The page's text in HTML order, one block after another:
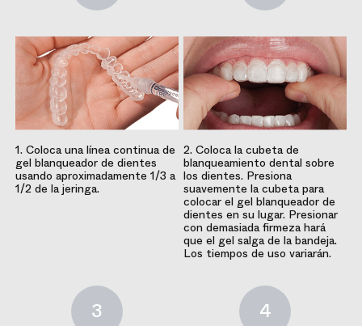
1. Coloca una línea continua de
gel blanqueador de dientes
usando aproximadamente 1/3 a
1/2 de la jeringa.
2. Coloca la cubeta de
blanqueamiento dental sobre
los dientes. Presiona
suavemente la cubeta para
colocar el gel blanqueador de
dientes en su lugar. Presionar
con demasiada firmeza hará
que el gel salga de la bandeja.
Los tiempos de uso variarán.
3 4